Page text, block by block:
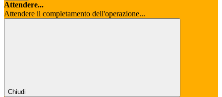
Attendere...
Attendere il completamento dell'operazione...
Chiudi